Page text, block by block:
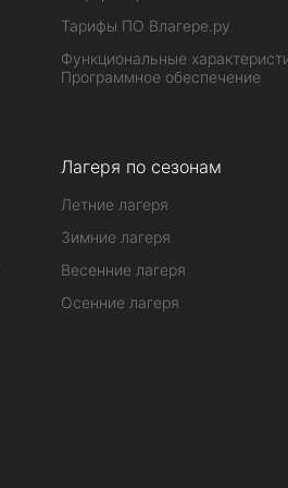
Тарифы ПО Влагере.ру
Функциональные
Программное обеспечение
Лагеря по сезонам
Летние лагеря
Зимние лагеря
Весенние лагеря
Осенние лагеря